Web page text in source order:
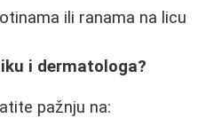
ili ranama na licu
i dermatologa?
pažnju na: